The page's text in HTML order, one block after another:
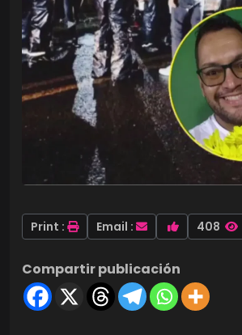
Print : Email : 408
Compartir publicación